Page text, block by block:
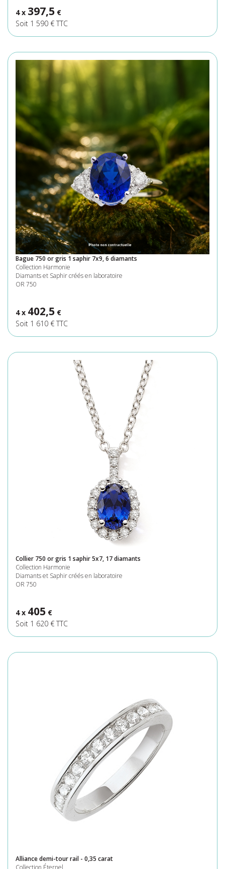
4 x 397,5 €
Soit 1 590 € TTC
Bague 750 or gris 1 saphir 7x9, 6 diamants
Collection Harmonie
Diamants et Saphir créés en laboratoire
OR 750
4 x 402,5 €
Soit 1 610 € TTC
Collier 750 or gris 1 saphir 5x7, 17 diamants
Collection Harmonie
Diamants et Saphir créés en laboratoire
OR 750
4 x 405 €
Soit 1 620 € TTC
Alliance demi-tour rail - 0,35 carat
Collection Éternel